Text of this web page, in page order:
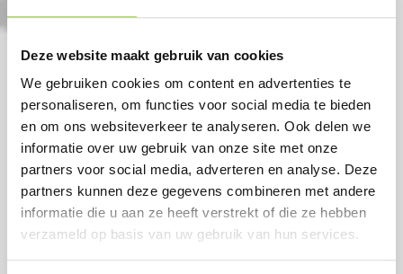
Deze website maakt gebruik van cookies
We gebruiken cookies om content en advertenties te
personaliseren, om functies voor social media te bieden
en om ons websiteverkeer te analyseren. Ook delen we
informatie over uw gebruik van onze site met onze
partners voor social media, adverteren en analyse. Deze
partners kunnen deze gegevens combineren met andere
informatie die u aan ze heeft verstrekt of die ze hebben
verzameld op basis van uw gebruik van hun services.